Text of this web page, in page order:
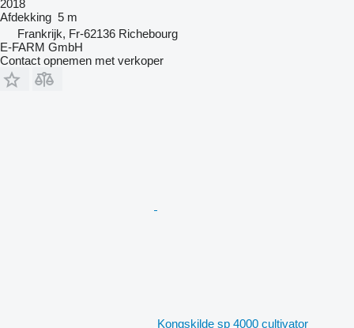
2018
Afdekking 5 m
Frankrijk, Fr-62136 Richebourg
E-FARM GmbH
Contact opnemen met verkoper
Kongskilde sp 4000 cultivator